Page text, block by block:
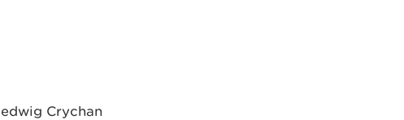
Crychan